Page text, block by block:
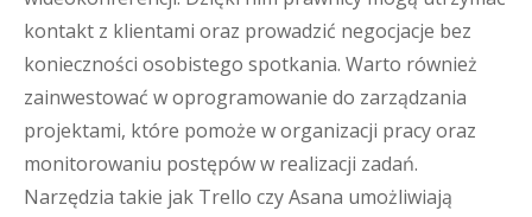
kontakt z klientami oraz prowadzić negocjacje bez
konieczności osobistego spotkania. Warto również
zainwestować w oprogramowanie do zarządzania
projektami, które pomoże w organizacji pracy oraz
monitorowaniu postępów w realizacji zadań.
Narzędzia takie jak Trello czy Asana umożliwiają